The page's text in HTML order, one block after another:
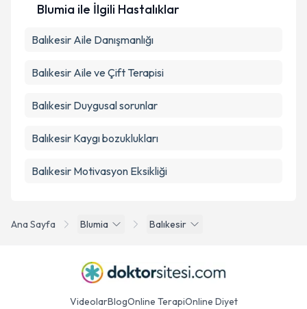
Takvim Talebini Gönder
Ana Sayfa Blumia Balıkesir
Blumia ile İlgili Hastalıklar
Balıkesir Aile Danışmanlığı
Balıkesir Aile ve Çift Terapisi
Balıkesir Duygusal sorunlar
Balıkesir Kaygı bozuklukları
Balıkesir Motivasyon Eksikliği
VideolarBlogOnline TerapiOnline Diyet